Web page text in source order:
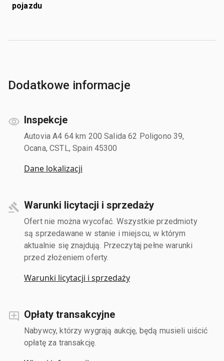
pojazdu
Dodatkowe informacje
Inspekcje
Autovia A4 64 km 200 Salida 62 Poligono 39,
Ocana, CSTL, Spain 45300
Dane lokalizacji
Warunki licytacji i sprzedaży
Ofert nie można wycofać. Wszystkie przedmioty
są sprzedawane w stanie i miejscu, w którym
aktualnie się znajdują. Przeczytaj pełne warunki
przed złożeniem oferty.
Warunki licytacji i sprzedaży
Opłaty transakcyjne
Nabywcy, którzy wygrają aukcję, będą musieli uiścić
opłatę za transakcję.